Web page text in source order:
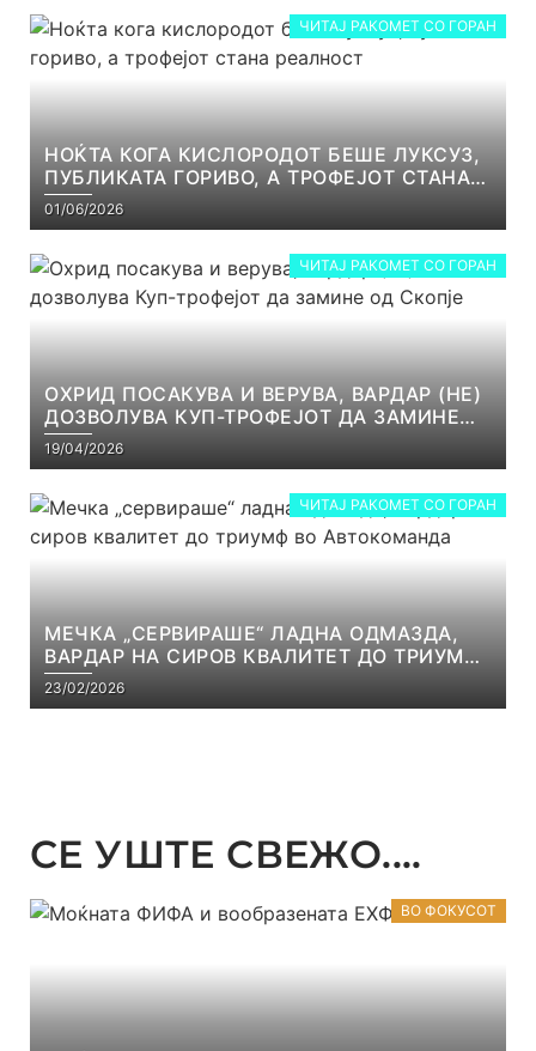
ЧИТАЈ РАКОМЕТ СО ГОРАН
НОЌТА КОГА КИСЛОРОДОТ БЕШЕ ЛУКСУЗ,
ПУБЛИКАТА ГОРИВО, А ТРОФЕЈОТ СТАНА
РЕАЛНОСТ
01/06/2026
ЧИТАЈ РАКОМЕТ СО ГОРАН
ОХРИД ПОСАКУВА И ВЕРУВА, ВАРДАР (НЕ)
ДОЗВОЛУВА КУП-ТРОФЕЈОТ ДА ЗАМИНЕ
ОД СКОПЈЕ
19/04/2026
ЧИТАЈ РАКОМЕТ СО ГОРАН
МЕЧКА „СЕРВИРАШЕ“ ЛАДНА ОДМАЗДА,
ВАРДАР НА СИРОВ КВАЛИТЕТ ДО ТРИУМФ
ВО АВТОКОМАНДА
23/02/2026
СЕ УШТЕ СВЕЖО....
ВО ФОКУСОТ